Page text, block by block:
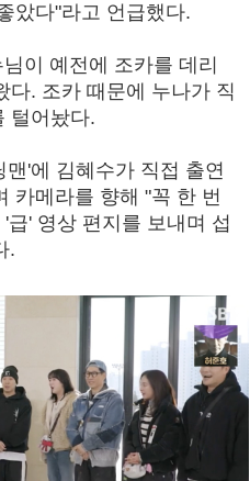
았다"라고 언급했다.
이 예전에 조카를 데리
다. 조카 때문에 누나가 직
털어놨다.
'에 김혜수가 직접 출연
카메라를 향해 "꼭 한 번
' 영상 편지를 보내며 섭
.